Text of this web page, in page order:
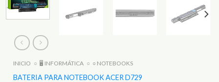
INICIO ○ 🖥️ INFORMÁTICA ○ ○ NOTEBOOKS
BATERIA PARA NOTEBOOK ACER D729